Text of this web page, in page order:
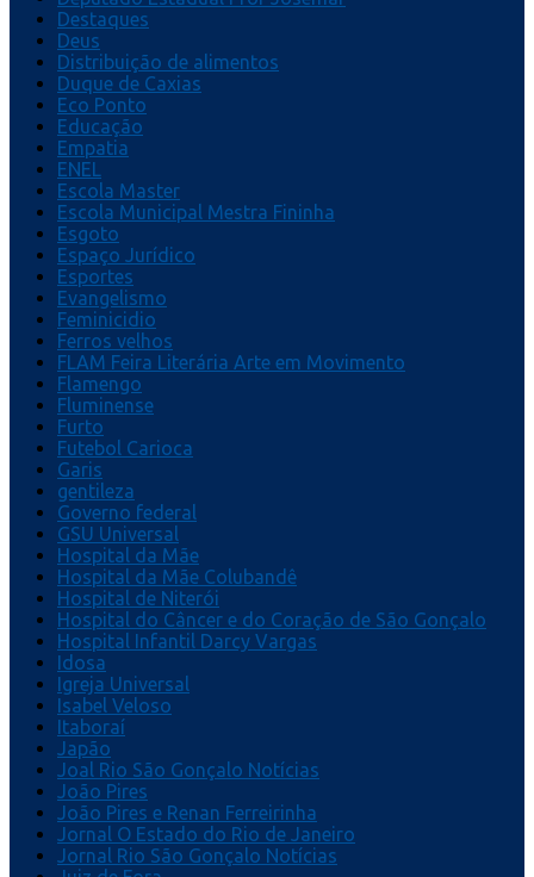
Destaques
Deus
Distribuição de alimentos
Duque de Caxias
Eco Ponto
Educação
Empatia
ENEL
Escola Master
Escola Municipal Mestra Fininha
Esgoto
Espaço Jurídico
Esportes
Evangelismo
Feminicidio
Ferros velhos
FLAM Feira Literária Arte em Movimento
Flamengo
Fluminense
Furto
Futebol Carioca
Garis
gentileza
Governo federal
GSU Universal
Hospital da Mãe
Hospital da Mãe Colubandê
Hospital de Niterói
Hospital do Câncer e do Coração de São Gonçalo
Hospital Infantil Darcy Vargas
Idosa
Igreja Universal
Isabel Veloso
Itaboraí
Japão
Joal Rio São Gonçalo Notícias
João Pires
João Pires e Renan Ferreirinha
Jornal O Estado do Rio de Janeiro
Jornal Rio São Gonçalo Notícias